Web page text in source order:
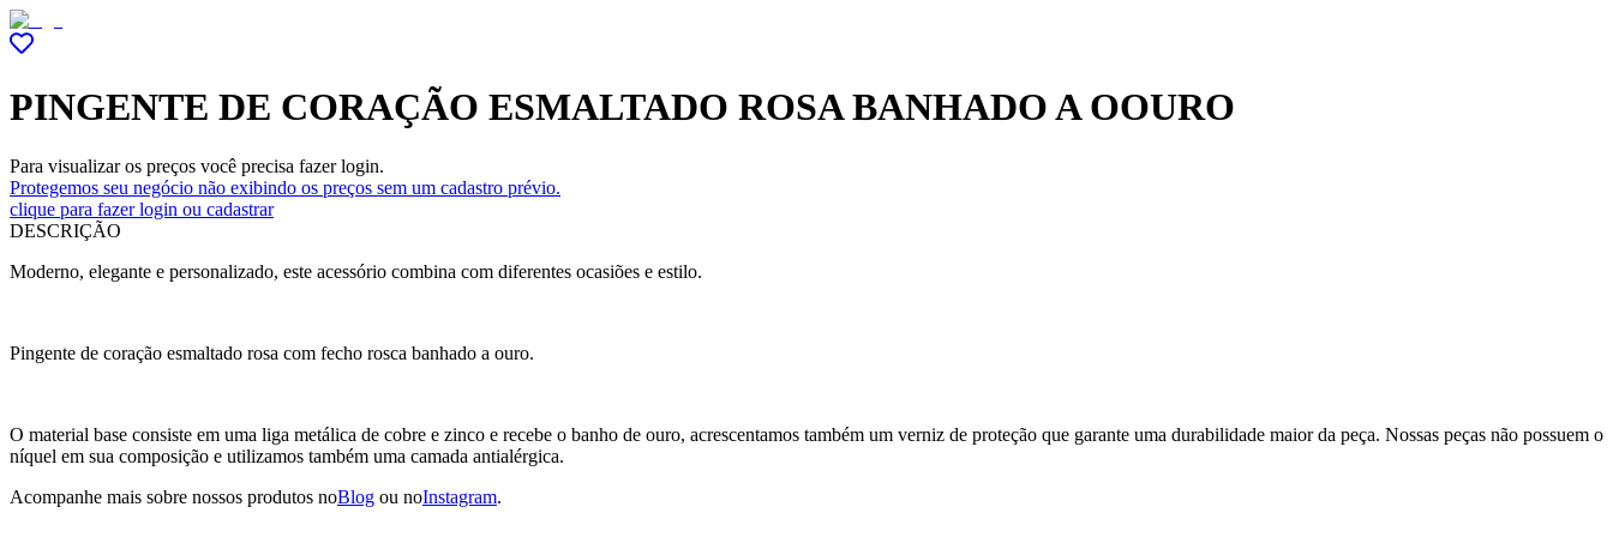
PINGENTE DE CORAÇÃO ESMALTADO ROSA BANHADO A OOURO
Para visualizar os preços você precisa fazer login.
Protegemos seu negócio não exibindo os preços sem um cadastro prévio.
clique para fazer login ou cadastrar
DESCRIÇÃO
Moderno, elegante e personalizado, este acessório combina com diferentes ocasiões e estilo.
Pingente de coração esmaltado rosa com fecho rosca banhado a ouro.
O material base consiste em uma liga metálica de cobre e zinco e recebe o banho de ouro, acrescentamos também um verniz de proteção que garante uma durabilidade maior da peça. Nossas peças não possuem o
níquel em sua composição e utilizamos também uma camada antialérgica.
Acompanhe mais sobre nossos produtos noBlog ou noInstagram.